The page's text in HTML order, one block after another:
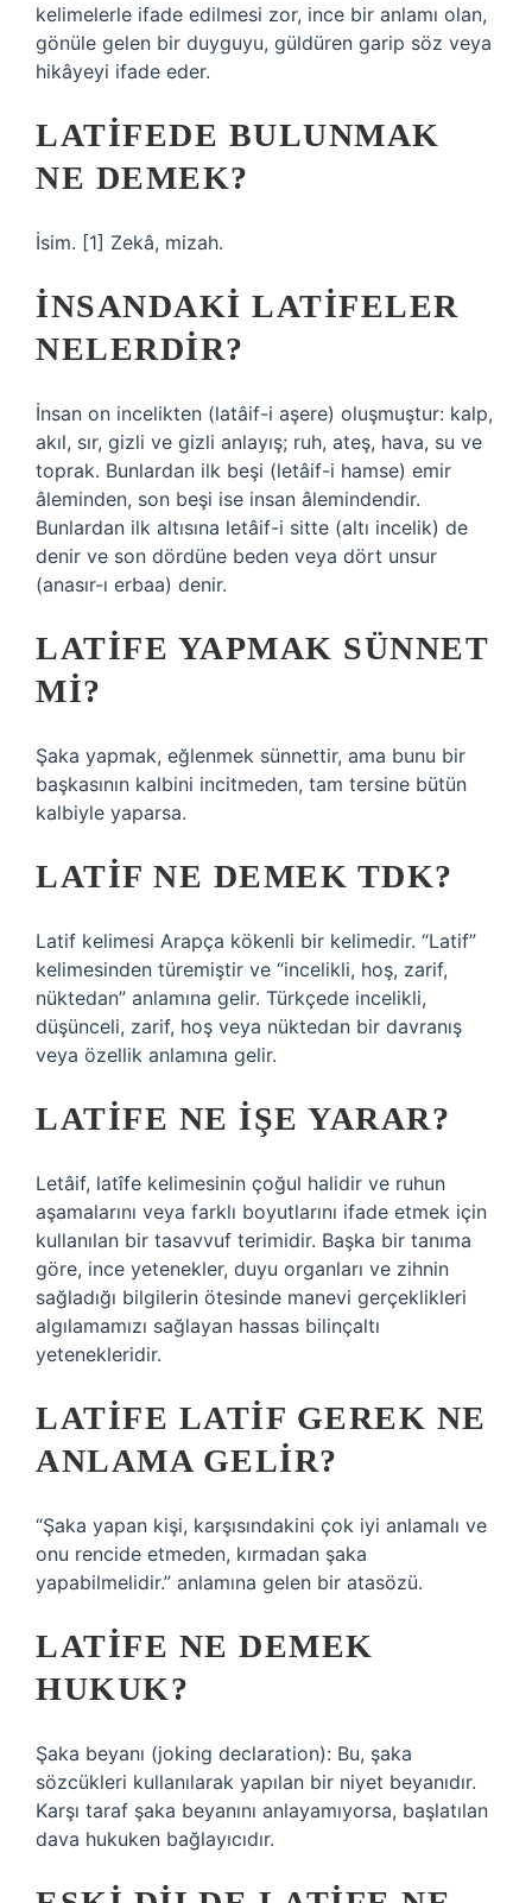
kelimelerle ifade edilmesi zor, ince bir anlamı olan,
gönüle gelen bir duyguyu, güldüren garip söz veya
hikâyeyi ifade eder.
LATIFEDE BULUNMAK
NE DEMEK?
İsim. [1] Zekâ, mizah.
İNSANDAKI LATIFELER
NELERDIR?
İnsan on incelikten (latâif-i aşere) oluşmuştur: kalp,
akıl, sır, gizli ve gizli anlayış; ruh, ateş, hava, su ve
toprak. Bunlardan ilk beşi (letâif-i hamse) emir
âleminden, son beşi ise insan âlemindendir.
Bunlardan ilk altısına letâif-i sitte (altı incelik) de
denir ve son dördüne beden veya dört unsur
(anasır-ı erbaa) denir.
LATIFE YAPMAK SÜNNET
MI?
Şaka yapmak, eğlenmek sünnettir, ama bunu bir
başkasının kalbini incitmeden, tam tersine bütün
kalbiyle yaparsa.
LATIF NE DEMEK TDK?
Latif kelimesi Arapça kökenli bir kelimedir. “Latif”
kelimesinden türemiştir ve “incelikli, hoş, zarif,
nüktedan” anlamına gelir. Türkçede incelikli,
düşünceli, zarif, hoş veya nüktedan bir davranış
veya özellik anlamına gelir.
LATIFE NE IŞE YARAR?
Letâif, latîfe kelimesinin çoğul halidir ve ruhun
aşamalarını veya farklı boyutlarını ifade etmek için
kullanılan bir tasavvuf terimidir. Başka bir tanıma
göre, ince yetenekler, duyu organları ve zihnin
sağladığı bilgilerin ötesinde manevi gerçeklikleri
algılamamızı sağlayan hassas bilinçaltı
yetenekleridir.
LATIFE LATIF GEREK NE
ANLAMA GELIR?
“Şaka yapan kişi, karşısındakini çok iyi anlamalı ve
onu rencide etmeden, kırmadan şaka
yapabilmelidir.” anlamına gelen bir atasözü.
LATIFE NE DEMEK
HUKUK?
Şaka beyanı (joking declaration): Bu, şaka
sözcükleri kullanılarak yapılan bir niyet beyanıdır.
Karşı taraf şaka beyanını anlayamıyorsa, başlatılan
dava hukuken bağlayıcıdır.